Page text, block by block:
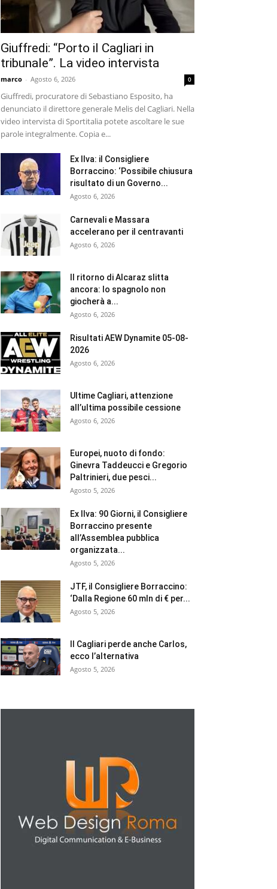
Giuffredi: “Porto il Cagliari in
tribunale”. La video intervista
marco - Agosto 6, 2026 0
Giuffredi, procuratore di Sebastiano Esposito, ha
denunciato il direttore generale Melis del Cagliari. Nella
video intervista di Sportitalia potete ascoltare le sue
parole integralmente. Copia e...
Ex Ilva: il Consigliere
Borraccino: ‘Possibile chiusura
risultato di un Governo...
Agosto 6, 2026
Carnevali e Massara
accelerano per il centravanti
Agosto 6, 2026
Il ritorno di Alcaraz slitta
ancora: lo spagnolo non
giocherà a...
Agosto 6, 2026
Risultati AEW Dynamite 05-08-
2026
Agosto 6, 2026
Ultime Cagliari, attenzione
all’ultima possibile cessione
Agosto 6, 2026
Europei, nuoto di fondo:
Ginevra Taddeucci e Gregorio
Paltrinieri, due pesci...
Agosto 5, 2026
Ex Ilva: 90 Giorni, il Consigliere
Borraccino presente
all’Assemblea pubblica
organizzata...
Agosto 5, 2026
JTF, il Consigliere Borraccino:
‘Dalla Regione 60 mln di € per...
Agosto 5, 2026
Il Cagliari perde anche Carlos,
ecco l’alternativa
Agosto 5, 2026